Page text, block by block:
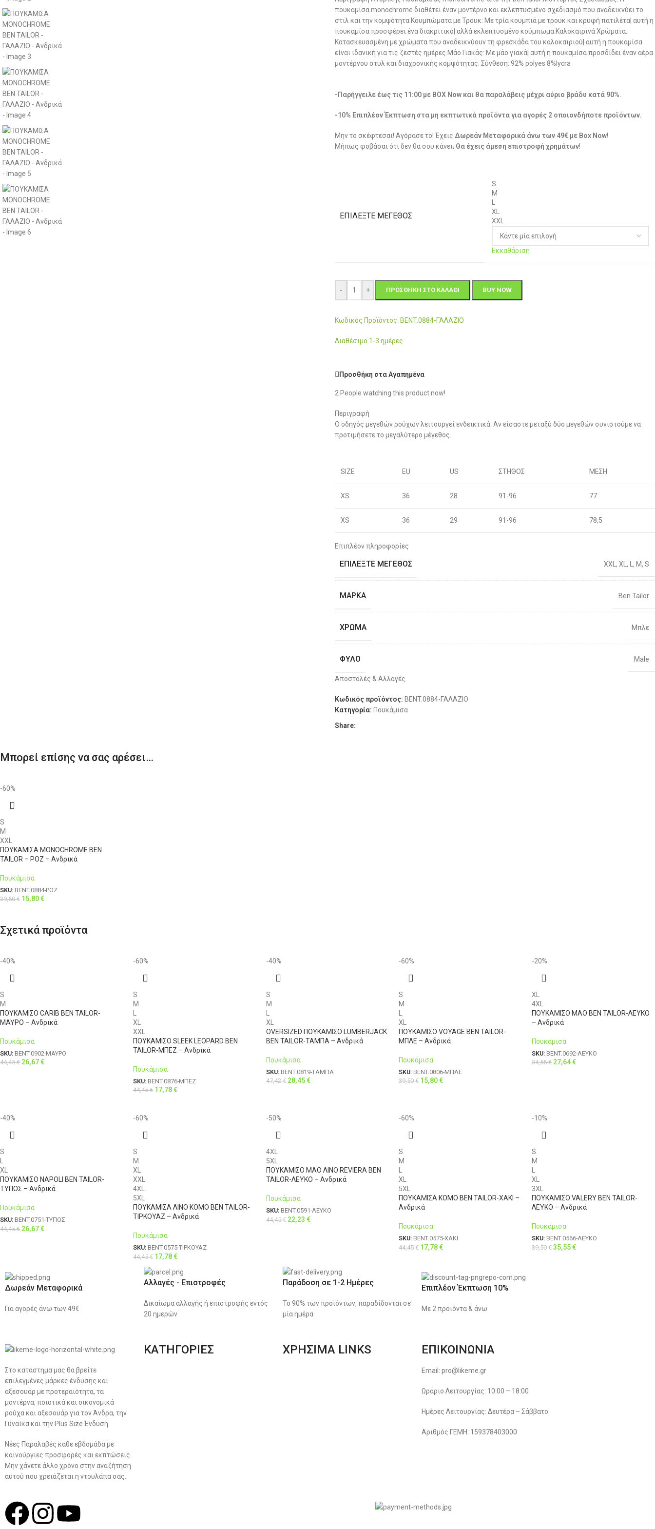
πουκαμίσα monochrome διαθέτει έναν μοντέρνο και εκλεπτυσμένο σχεδιασμό που αναδεικνύει το
στιλ και την κομψότητα.Κουμπώματα με Τρουκ: Με τρία κουμπιά με τρουκ και κρυφή πατιλέτα| αυτή η
πουκαμίσα προσφέρει ένα διακριτικό| αλλά εκλεπτυσμένο κούμπωμα.Καλοκαιρινά Χρώματα:
Κατασκευασμένη με χρώματα που αναδεικνύουν τη φρεσκάδα του καλοκαιριού| αυτή η πουκαμίσα
είναι ιδανική για τις ζεστές ημέρες.Μάο Γιακάς: Με μάο γιακά| αυτή η πουκαμίσα προσδίδει έναν αέρα
μοντέρνου στυλ και διαχρονικής κομψότητας. Σύνθεση: 92% polyes 8%lycra
-Παρήγγειλε έως τις 11:00 με BOX Now και θα παραλάβεις μέχρι αύριο βράδυ κατά 90%.
-10% Επιπλέον Έκπτωση στα μη εκπτωτικά προϊόντα για αγορές 2 οποιονδήποτε προϊόντων.
Μην το σκέφτεσαι! Αγόρασε το! Έχεις Δωρεάν Μεταφορικά άνω των 49€ με Box Now!
Μήπως φοβάσαι ότι δεν θα σου κάνει; Θα έχεις άμεση επιστροφή χρημάτων!
ΕΠΙΛΈΞΤΕ ΜΈΓΕΘΟΣ
S
M
XL
XXL
Εκκαθάριση
- + ΠΡΟΣΘΉΚΗ ΣΤΟ ΚΑΛΆΘΙ BUY NOW
Κωδικός Προϊόντος: BENT.0884-ΓΑΛΑΖΙΟ
Διαθέσιμο 1-3 ημέρες
Προσθήκη στα Αγαπημένα
2 People watching this product now!
Περιγραφή
Ο οδηγός μεγεθών ρούχων λειτουργεί ενδεικτικά. Αν είσαστε μεταξύ δύο μεγεθών συνιστούμε να
προτιμήσετε το μεγαλύτερο μέγεθος.
SIZE EU US ΣΤΗΘΟΣ ΜΕΣΗ
XS 36 28 91-96 77
XS 36 29 91-96 78,5
S 38
S 40
M
L 46 34 106-111 88
Επιπλέον πληροφορίες
ΕΠΙΛΈΞΤΕ ΜΈΓΕΘΟΣ XXL , XL , , M, S
ΜΆΡΚΑ Ben Tailor
ΧΡΏΜΑ Μπλε
ΦΎΛΟ Male
Αποστολές & Αλλαγές
Κωδικός προϊόντος: BENT.0884-ΓΑΛΑΖΙΟ
Κατηγορία: Πουκάμισα
Share:
Μπορεί επίσης να σας αρέσει…
-60%
S
M
XXL
ΠΟΥΚΑΜΙΣΑ MONOCHROME BEN
TAILOR – ΡΟΖ – Ανδρικά
Πουκάμισα
SKU: BENT.0884-ΡΟΖ
39,50€ 15,80€
Σχετικά προϊόντα
-40%
S
M
ΠΟΥΚΑΜΙΣΟ CARIB BEN TAILOR-
ΜΑΥΡΟ – Ανδρικά
Πουκάμισα
SKU: BENT.0902-ΜΑΥΡΟ
44,45€ 26,67€
-60%
S
M
XL
XXL
ΠΟΥΚΑΜΙΣΟ SLEEK LEOPARD BEN
TAILOR-ΜΠΕΖ – Ανδρικά
Πουκάμισα
SKU: BENT.0876-ΜΠΕΖ
44,45€ 17,78€
-40%
S
M
XL
OVERSIZED ΠΟΥΚΑΜΙΣΟ LUMBERJACK
BEN TAILOR-ΤΑΜΠΑ – Ανδρικά
Πουκάμισα
SKU: BENT.0819-ΤΑΜΠΑ
47,42€ 28,45€
-60%
S
M
XL
ΠΟΥΚΑΜΙΣΟ VOYAGE BEN TAILOR-
ΜΠΛΕ – Ανδρικά
Πουκάμισα
SKU: BENT.0806-ΜΠΛΕ
39,50€ 15,80€
-20%
XL
4XL
ΠΟΥΚΑΜΙΣΟ MAO BEN TAILOR-ΛΕΥΚΟ
– Ανδρικά
Πουκάμισα
SKU: BENT.0692-ΛΕΥΚΟ
34,55€ 27,64€
-40%
S
L
XL
ΠΟΥΚΑΜΙΣΟ NAPOLI BEN TAILOR-
ΤΥΠΟΣ – Ανδρικά
Πουκάμισα
SKU: BENT.0751-ΤΥΠΟΣ
44,45€ 26,67€
-60%
S
M
XL
XXL
4XL
5XL
ΠΟΥΚΑΜΙΣΑ ΛΙΝΟ KOMO BEN TAILOR-
ΤΙΡΚΟΥΑΖ – Ανδρικά
Πουκάμισα
SKU: BENT.0575-ΤΙΡΚΟΥΑΖ
44,45€ 17,78€
-50%
4XL
5XL
ΠΟΥΚΑΜΙΣΟ ΜΑΟ ΛΙΝΟ REVIERA BEN
TAILOR-ΛΕΥΚΟ – Ανδρικά
Πουκάμισα
SKU: BENT.0591-ΛΕΥΚΟ
44,45€ 22,23 €
-60%
S
M
L
XL
5XL
ΠΟΥΚΑΜΙΣΑ KOMO BEN TAILOR-ΧΑΚΙ –
Ανδρικά
Πουκάμισα
SKU: BENT.0575-ΧΑΚΙ
44,45€ 17,78€
-10%
S
M
L
XL
3XL
ΠΟΥΚΑΜΙΣΟ VALERY BEN TAILOR-
ΛΕΥΚΟ – Ανδρικά
Πουκάμισα
SKU: BENT.0566-ΛΕΥΚΟ
39,50€ 35,55€
Δωρεάν Μεταφορικά
Για αγορές άνω των 49€
Αλλαγές - Επιστροφές
Δικαίωμα αλλαγής ή επιστροφής εντός
20 ημερών
Παράδοση σε 1-2 Ημέρες
Το 90% των προϊόντων, παραδίδονται σε
μία ημέρα
Επιπλέον Έκπτωση 10%
Με 2 προϊόντα & άνω
Στο κατάστημα μας θα βρείτε
επιλεγμένες μάρκες ένδυσης και
αξεσουάρ με προτεραιότητα, τα
μοντέρνα, ποιοτικά και οικονομικά
ρούχα και αξεσουάρ για τον Άνδρα, την
Γυναίκα και την Plus Size Ένδυση.
Νέες Παραλαβές κάθε εβδομάδα με
καινούργιες προσφορές και εκπτώσεις.
Μην χάνετε άλλο χρόνο στην αναζήτηση
αυτού που χρειάζεται η ντουλάπα σας.
ΚΑΤΗΓΟΡΙΕΣ ΧΡΗΣΙΜΑ LINKS ΕΠΙΚΟΙΝΩΝΙΑ
Email: pro@likeme.gr
Ωράριο Λειτουργίας: 10:00 – 18:00
Ημέρες Λειτουργίας: Δευτέρα – Σάββατο
Αριθμός ΓΕΜΗ: 159378403000